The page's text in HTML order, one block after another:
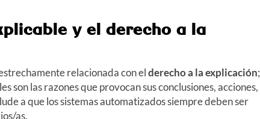
y el derecho a la
relacionada con elderecho a la explicación;
son las razones que provocan sus conclusiones, acciones,
a que los sistemas automatizados siempre deben ser
as.